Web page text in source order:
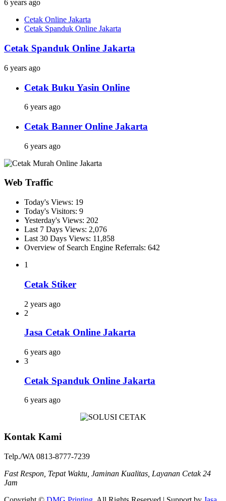
6 years ago
Cetak Online Jakarta
Cetak Spanduk Online Jakarta
Cetak Spanduk Online Jakarta
6 years ago
Cetak Buku Yasin Online
6 years ago
Cetak Banner Online Jakarta
6 years ago
Web Traffic
Today's Views: 19
Today's Visitors: 9
Yesterday's Views: 202
Last 7 Days Views: 2,076
Last 30 Days Views: 11,858
Overview of Search Engine Referrals: 642
1
Cetak Stiker
2 years ago
2
Jasa Cetak Online Jakarta
6 years ago
3
Cetak Spanduk Online Jakarta
6 years ago
Kontak Kami
Telp./WA 0813-8777-7239
Fast Respon, Tepat Waktu, Jaminan Kualitas, Layanan Cetak 24
Jam